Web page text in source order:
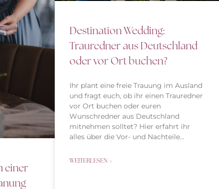
einer
Destination Wedding:
Trauredner aus Deutschland
oder vor Ort buchen?
Ihr plant eine freie Trauung im Ausland
und fragt euch, ob ihr einen Trauredner
vor Ort buchen oder euren
Wunschredner aus Deutschland
mitnehmen solltet? Hier erfahrt ihr
alles über die Vor- und Nachteile…
WEITERLESEN »